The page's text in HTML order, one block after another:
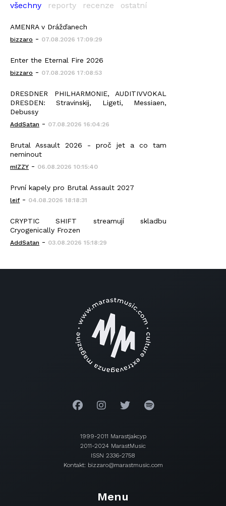
všechny reporty recenze ostatní
AMENRA v Drážďanech
bizzaro - 07.08.2026 17:09:29
Enter the Eternal Fire 2026
bizzaro - 07.08.2026 17:08:53
DRESDNER PHILHARMONIE, AUDITIVVOKAL
DRESDEN: Stravinskij, Ligeti, Messiaen,
Debussy
AddSatan - 07.08.2026 16:04:26
Brutal Assault 2026 - proč jet a co tam
neminout
mIZZY - 06.08.2026 10:15:40
První kapely pro Brutal Assault 2027
leif - 04.08.2026 18:18:31
CRYPTIC SHIFT streamují skladbu
Cryogenically Frozen
AddSatan - 03.08.2026 15:18:29
1999-2011 Marastjakcyp
2011-2024 MarastMusic
ISSN 2336-2758
Kontakt: bizzaro@marastmusic.com
Menu